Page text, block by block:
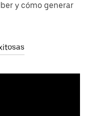
y cómo generar